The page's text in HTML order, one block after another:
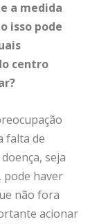
a medida
isso pode
centro
falta de
seja
pode haver
não fora
acionar